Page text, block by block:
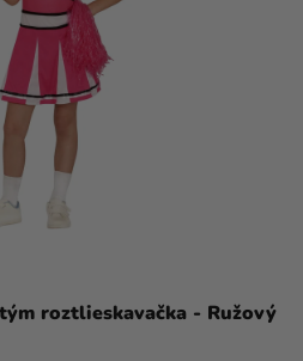
roztlieskavačka - Ružový